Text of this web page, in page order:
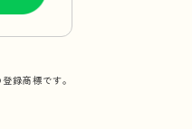
録商標です。